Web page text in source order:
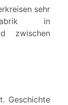
sehr
in
zwischen
Geschichte